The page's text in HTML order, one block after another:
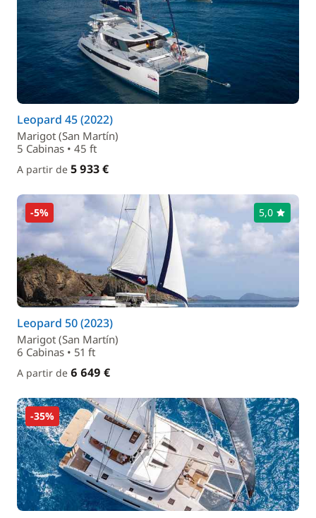
Leopard 45 (2022)
Marigot (San Martín)
5 Cabinas • 45 ft
A partir de 5 933 €
-5% 5,0
Leopard 50 (2023)
Marigot (San Martín)
6 Cabinas • 51 ft
A partir de 6 649 €
-35%